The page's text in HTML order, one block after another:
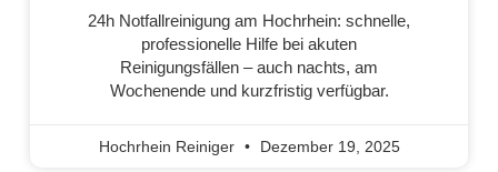
24h Notfallreinigung am Hochrhein: schnelle,
professionelle Hilfe bei akuten
Reinigungsfällen – auch nachts, am
Wochenende und kurzfristig verfügbar.
Hochrhein Reiniger Dezember 19, 2025